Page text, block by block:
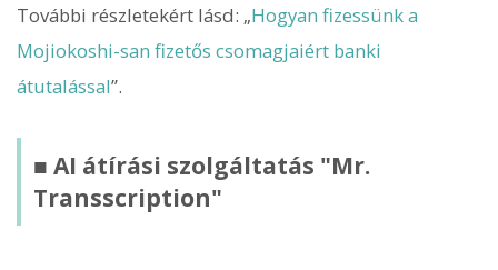
További részletekért lásd: „Hogyan fizessünk a
Mojiokoshi-san fizetős csomagjaiért banki
átutalással”.
■ AI átírási szolgáltatás "Mr.
Transscription"